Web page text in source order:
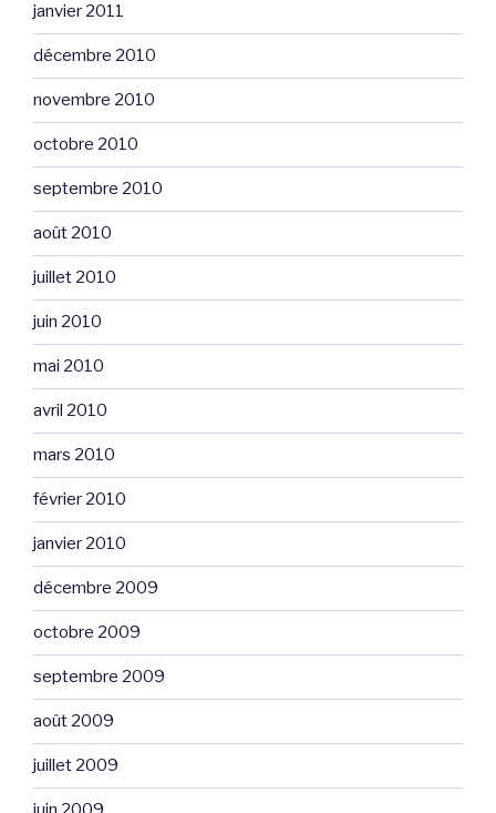
janvier 2011
décembre 2010
novembre 2010
octobre 2010
septembre 2010
août 2010
juillet 2010
juin 2010
mai 2010
avril 2010
mars 2010
février 2010
janvier 2010
décembre 2009
octobre 2009
septembre 2009
août 2009
juillet 2009